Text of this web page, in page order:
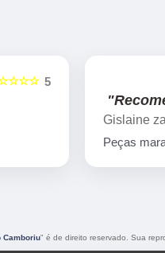
5
Marcelo
Empresa
Camboriu" é de direito reservado. Sua